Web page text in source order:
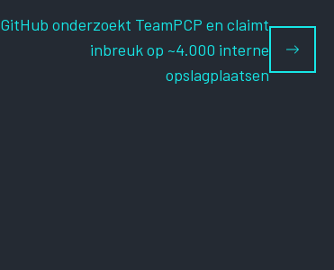
GitHub onderzoekt TeamPCP en claimt
inbreuk op ~4.000 interne
opslagplaatsen